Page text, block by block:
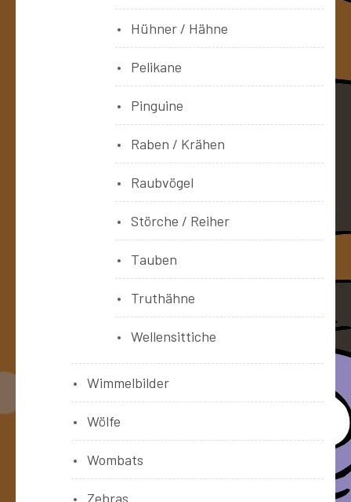
Hühner / Hähne
Pelikane
Pinguine
Raben / Krähen
Raubvögel
Störche / Reiher
Tauben
Truthähne
Wellensittiche
Wimmelbilder
Wölfe
Wombats
Zebras